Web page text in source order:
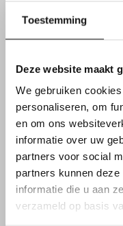
Toestemming
Deze website maakt
We gebruiken
personaliseren, om
en om ons
informatie over uw
partners voor social
partners kunnen
informatie die u aan
verzameld op basis
FUNCTIEVEREISTEN
jouw
Geldig rijbewijs CE
Je spreekt en